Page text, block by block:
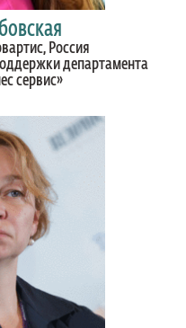
Россия
департамента
сервис»